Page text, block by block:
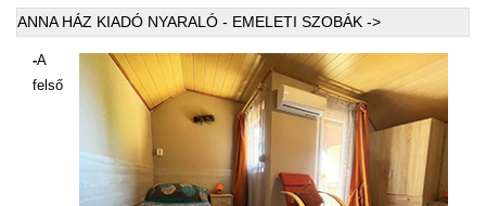
ANNA HÁZ KIADÓ NYARALÓ - EMELETI SZOBÁK ->
-A
felső